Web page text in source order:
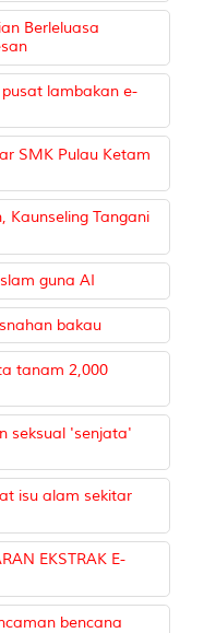
Berleluasa
lambakan e-
SMK Pulau Ketam
Kaunseling Tangani
guna AI
bakau
tanam 2,000
seksual 'senjata'
isu alam sekitar
EKSTRAK E-
bencana